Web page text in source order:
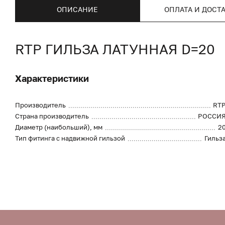
ОПИСАНИЕ ОПЛАТА И
RTP ГИЛЬЗА ЛАТУННАЯ D=20
Характеристики
Производитель
RTP
Страна производитель
РОССИЯ
Диаметр (наибольший), мм
Тип фитинга с надвижной гильзой